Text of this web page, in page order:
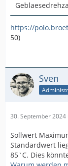
https://
50)
Sven
30. September 2024
Sollwert
Standardwert
85`C. Dies